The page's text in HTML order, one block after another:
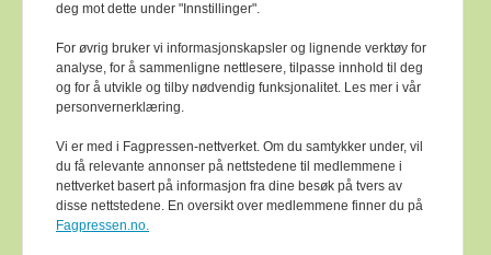
Bok & bibliotek arbeider etterVer Varsam -
plakatensine reglar for god presseskikk.
deg mot dette under "Innstillinger".
For øvrig bruker vi informasjonskapsler og lignende verktøy for
analyse, for å sammenligne nettlesere, tilpasse innhold til deg
og for å utvikle og tilby nødvendig funksjonalitet. Les mer i vår
personvernerklæring.
Vi er med i Fagpressen-nettverket. Om du samtykker under, vil
du få relevante annonser på nettstedene til medlemmene i
nettverket basert på informasjon fra dine besøk på tvers av
disse nettstedene. En oversikt over medlemmene finner du på
Fagpressen.no.